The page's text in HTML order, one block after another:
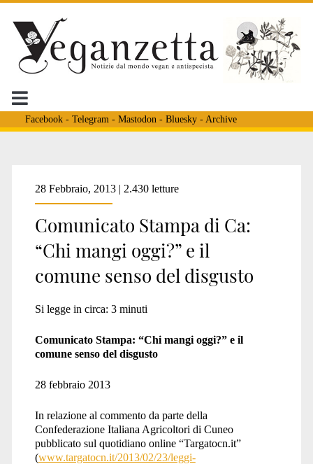
Facebook- Telegram - Mastodon - Bluesky- Archive
Tag:
<span>cuneo</span>
28 Febbraio, 2013 | 2.430 letture
Comunicato Stampa di Ca:
“Chi mangi oggi?” e il
comune senso del disgusto
Si legge in circa: 3 minuti
Comunicato Stampa: “Chi mangi oggi?” e il
comune senso del disgusto
28 febbraio 2013
In relazione al commento da parte della
Confederazione Italiana Agricoltori di Cuneo
pubblicato sul quotidiano online “Targatocn.it”
(www.targatocn.it/2013/02/23/leggi-